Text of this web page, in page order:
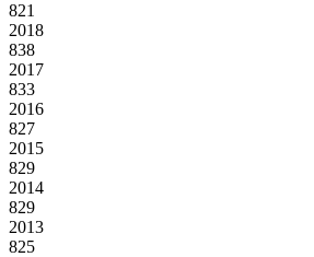
821
2018
838
2017
833
2016
827
2015
829
2014
829
2013
825